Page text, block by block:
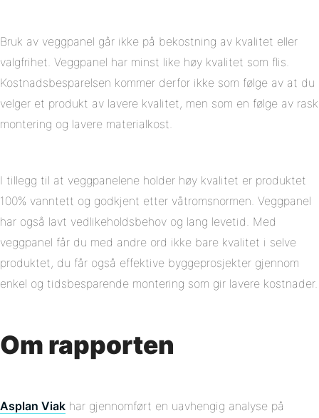
Bruk av veggpanel går ikke på bekostning av kvalitet eller
valgfrihet. Veggpanel har minst like høy kvalitet som flis.
Kostnadsbesparelsen kommer derfor ikke som følge av at du
velger et produkt av lavere kvalitet, men som en følge av rask
montering og lavere materialkost.
I tillegg til at veggpanelene holder høy kvalitet er produktet
100% vanntett og godkjent etter våtromsnormen. Veggpanel
har også lavt vedlikeholdsbehov og lang levetid. Med
veggpanel får du med andre ord ikke bare kvalitet i selve
produktet, du får også effektive byggeprosjekter gjennom
enkel og tidsbesparende montering som gir lavere kostnader.
Om rapporten
Asplan Viak har gjennomført en uavhengig analyse på